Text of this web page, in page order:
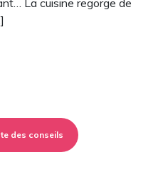
des conseils